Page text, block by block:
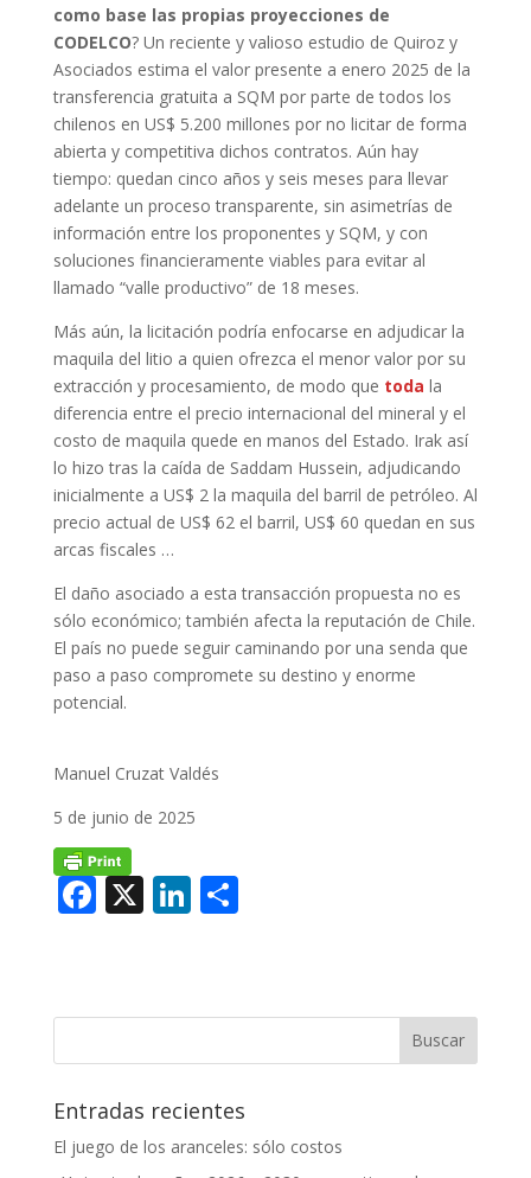
como base las propias proyecciones de
CODELCO? Un reciente y valioso estudio de Quiroz y
Asociados estima el valor presente a enero 2025 de la
transferencia gratuita a SQM por parte de todos los
chilenos en US$ 5.200 millones por no licitar de forma
abierta y competitiva dichos contratos. Aún hay
tiempo: quedan cinco años y seis meses para llevar
adelante un proceso transparente, sin asimetrías de
información entre los proponentes y SQM, y con
soluciones financieramente viables para evitar al
llamado “valle productivo” de 18 meses.
Más aún, la licitación podría enfocarse en adjudicar la
maquila del litio a quien ofrezca el menor valor por su
extracción y procesamiento, de modo que toda la
diferencia entre el precio internacional del mineral y el
costo de maquila quede en manos del Estado. Irak así
lo hizo tras la caída de Saddam Hussein, adjudicando
inicialmente a US$ 2 la maquila del barril de petróleo. Al
precio actual de US$ 62 el barril, US$ 60 quedan en sus
arcas fiscales …
El daño asociado a esta transacción propuesta no es
sólo económico; también afecta la reputación de Chile.
El país no puede seguir caminando por una senda que
paso a paso compromete su destino y enorme
potencial.
Manuel Cruzat Valdés
5 de junio de 2025
F
ac
b
k
X Li
n
e
C
p
r
Entradas recientes
El juego de los aranceles: sólo costos